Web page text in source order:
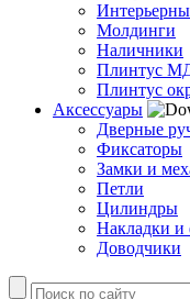
Молдинги
Наличники
Плинтус
Плинтус
Аксессуары
Дверные
Фиксаторы
Замки и
Петли
Цилиндры
Накладки и
Доводчики